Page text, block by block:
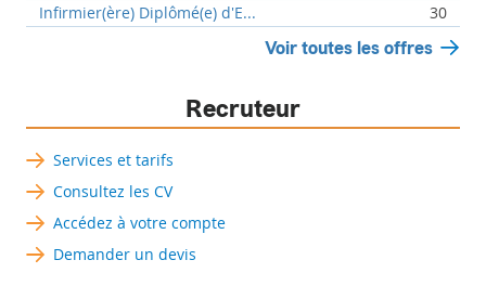
Infirmier(ère) Diplômé(e) d'E...
30
Voir toutes les offres
Recruteur
Services et tarifs
Consultez les CV
Accédez à votre compte
Demander un devis